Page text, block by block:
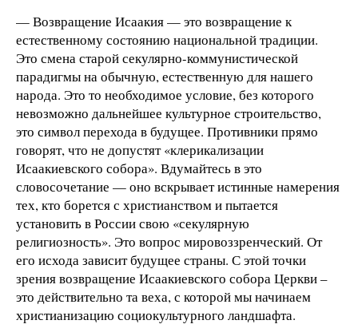
— Возвращение Исаакия — это возвращение к
естественному состоянию национальной традиции.
Это смена старой секулярно-коммунистической
парадигмы на обычную, естественную для нашего
народа. Это то необходимое условие, без которого
невозможно дальнейшее культурное строительство,
это символ перехода в будущее. Противники прямо
говорят, что не допустят «клерикализации
Исаакиевского собора». Вдумайтесь в это
словосочетание — оно вскрывает истинные намерения
тех, кто борется с христианством и пытается
установить в России свою «секулярную
религиозность». Это вопрос мировоззренческий. От
его исхода зависит будущее страны. С этой точки
зрения возвращение Исаакиевского собора Церкви –
это действительно та веха, с которой мы начинаем
христианизацию социокультурного ландшафта.